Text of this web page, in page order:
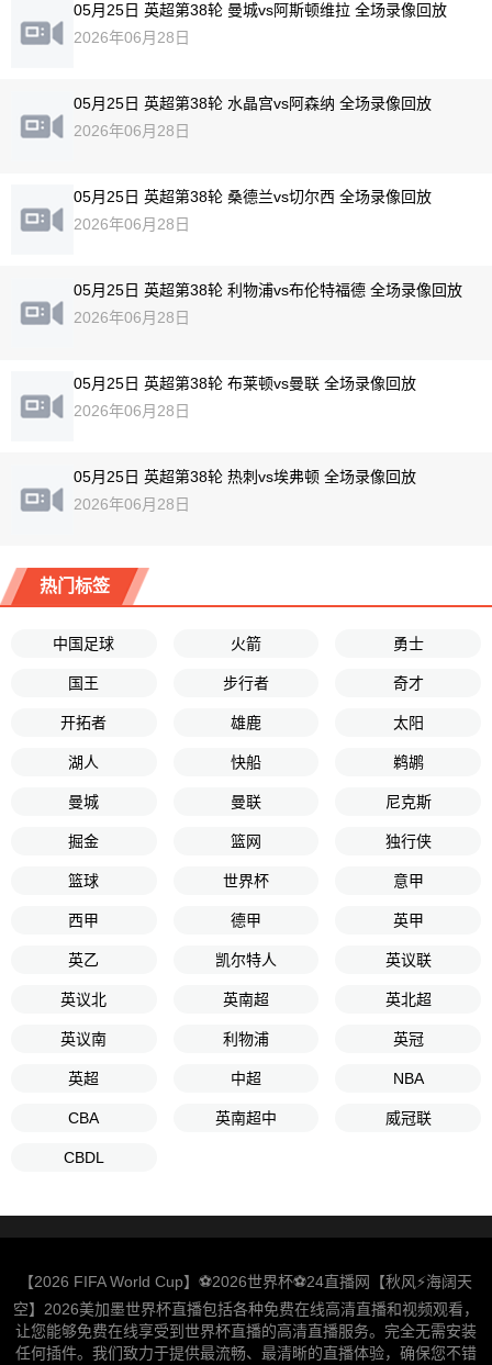
05月25日 英超第38轮 曼城vs阿斯顿维拉 全场录像回放
2026年06月28日
05月25日 英超第38轮 水晶宫vs阿森纳 全场录像回放
2026年06月28日
05月25日 英超第38轮 桑德兰vs切尔西 全场录像回放
2026年06月28日
05月25日 英超第38轮 利物浦vs布伦特福德 全场录像回放
2026年06月28日
05月25日 英超第38轮 布莱顿vs曼联 全场录像回放
2026年06月28日
05月25日 英超第38轮 热刺vs埃弗顿 全场录像回放
2026年06月28日
热门标签
中国足球 火箭 勇士
国王 步行者 奇才
开拓者 雄鹿 太阳
湖人 快船 鹈鹕
曼城 曼联 尼克斯
掘金 篮网 独行侠
篮球 世界杯 意甲
西甲 德甲 英甲
英乙 凯尔特人 英议联
英议北 英南超 英北超
英议南 利物浦 英冠
英超 中超 NBA
CBA 英南超中 威冠联
CBDL
【2026 FIFA World Cup】⚽2026世界杯⚽24直播网【秋风⚡️海阔天
空】2026美加墨世界杯直播包括各种免费在线高清直播和视频观看，
让您能够免费在线享受到世界杯直播的高清直播服务。完全无需安装
任何插件。我们致力于提供最流畅、最清晰的直播体验，确保您不错